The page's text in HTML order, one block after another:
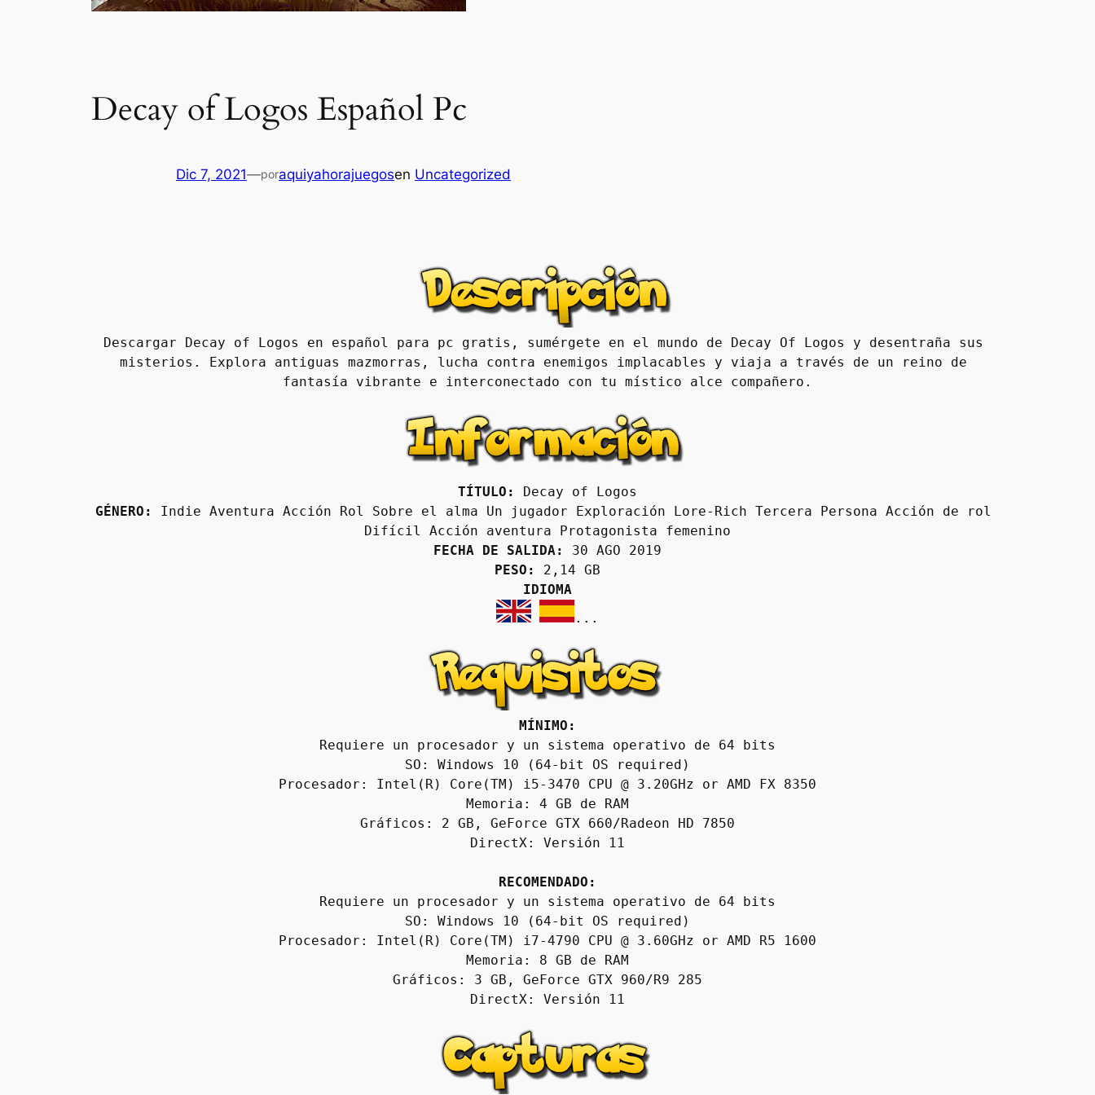
Decay of Logos Español Pc
Dic 7, 2021—poraquiyahorajuegosen Uncategorized
Descargar Decay of Logos en español para pc gratis, sumérgete en el mundo de Decay Of Logos y desentraña sus
misterios. Explora antiguas mazmorras, lucha contra enemigos implacables y viaja a través de un reino de
fantasía vibrante e interconectado con tu místico alce compañero.
TÍTULO:
Decay of Logos
GÉNERO:
Indie Aventura Acción Rol Sobre el alma Un jugador Exploración Lore-Rich Tercera Persona Acción de rol
Difícil Acción aventura Protagonista femenino
FECHA DE SALIDA:
30 AGO 2019
PESO:
2,14 GB
IDIOMA
...
MÍNIMO:
Requiere un procesador y un sistema operativo de 64 bits
SO: Windows 10 (64-bit OS required)
Procesador: Intel(R) Core(TM) i5-3470 CPU @ 3.20GHz or AMD FX 8350
Memoria: 4 GB de RAM
Gráficos: 2 GB, GeForce GTX 660/Radeon HD 7850
DirectX: Versión 11
RECOMENDADO:
Requiere un procesador y un sistema operativo de 64 bits
SO: Windows 10 (64-bit OS required)
Procesador: Intel(R) Core(TM) i7-4790 CPU @ 3.60GHz or AMD R5 1600
Memoria: 8 GB de RAM
Gráficos: 3 GB, GeForce GTX 960/R9 285
DirectX: Versión 11